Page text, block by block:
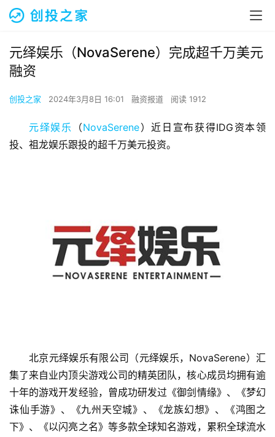
首
页
元绎娱乐（NovaSerene）完成超千万美元
融资
创投之家 2024年3月8日 16:01 融资报道 阅读 1912
元绎娱乐 （NovaSerene）近日宣布获得IDG资本领
投、祖龙娱乐跟投的超千万美元投资。
北京元绎娱乐有限公司（元绎娱乐，NovaSerene）汇
集了来自业内顶尖游戏公司的精英团队，核心成员均拥有逾
十年的游戏开发经验，曾成功研发过《御剑情缘》、《梦幻
诛仙手游》、《九州天空城》、《龙族幻想》、《鸿图之
下》、《以闪亮之名》等多款全球知名游戏，累积全球流水